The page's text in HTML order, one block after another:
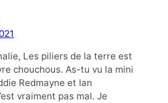
Les piliers de la terre est
chouchous. As-tu vu la mini
Redmayne et Ian
vraiment pas mal. Je